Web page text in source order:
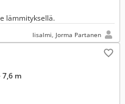
parivuoteella ja Alde lämmityksellä.
Iisalmi, Jorma Partanen
7,6 m